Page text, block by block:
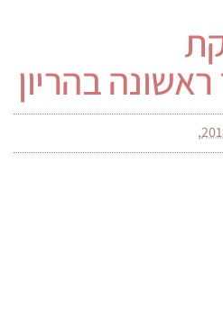
בהריון